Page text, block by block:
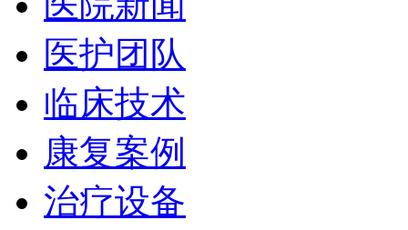
医护团队
临床技术
康复案例
治疗设备